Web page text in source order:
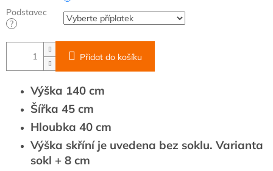
Podstavec
?
Přidat do košíku
Výška 140 cm
Šířka 45 cm
Hloubka 40 cm
Výška skříní je uvedena bez soklu. Varianta
sokl + 8 cm